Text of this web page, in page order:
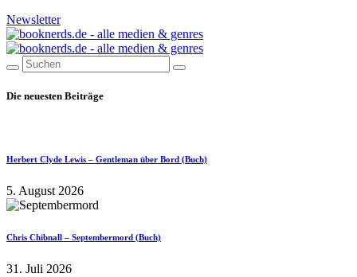
Newsletter
Die neuesten Beiträge
Herbert Clyde Lewis – Gentleman über Bord (Buch)
5. August 2026
Chris Chibnall – Septembermord (Buch)
31. Juli 2026